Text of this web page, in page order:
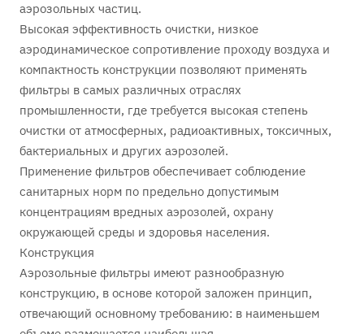
аэрозольных частиц.
Высокая эффективность очистки, низкое
аэродинамическое сопротивление проходу воздуха и
компактность конструкции позволяют применять
фильтры в самых различных отраслях
промышленности, где требуется высокая степень
очистки от атмосферных, радиоактивных, токсичных,
бактериальных и других аэрозолей.
Применение фильтров обеспечивает соблюдение
санитарных норм по предельно допустимым
концентрациям вредных аэрозолей, охрану
окружающей среды и здоровья населения.
Конструкция
Аэрозольные фильтры имеют разнообразную
конструкцию, в основе которой заложен принцип,
отвечающий основному требованию: в наименьшем